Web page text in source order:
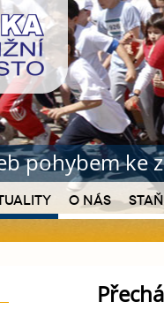
pohybem ke
O nás